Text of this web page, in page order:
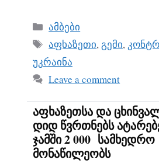
bo
ok
ail
Categories
ამბები
Tags
აფხაზეთი,გემი,
უკრაინა
Leave a comment
აფხაზეთსა და
დიდ წვრთნებს
ჯამში 2 000 სამხედრო
მონაწილეობს